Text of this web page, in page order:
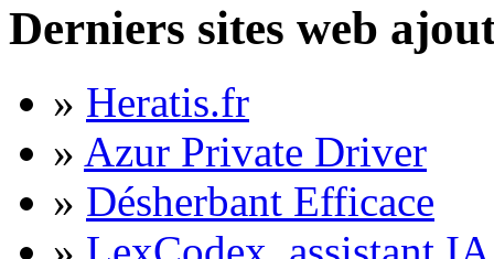
Derniers sites web
» Heratis.fr
» Azur Private Driver
» Désherbant Efficace